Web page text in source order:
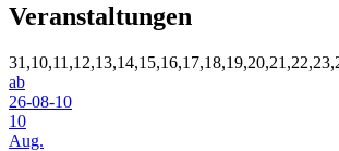
Veranstaltungen
ab
26-08-10
10
Aug.